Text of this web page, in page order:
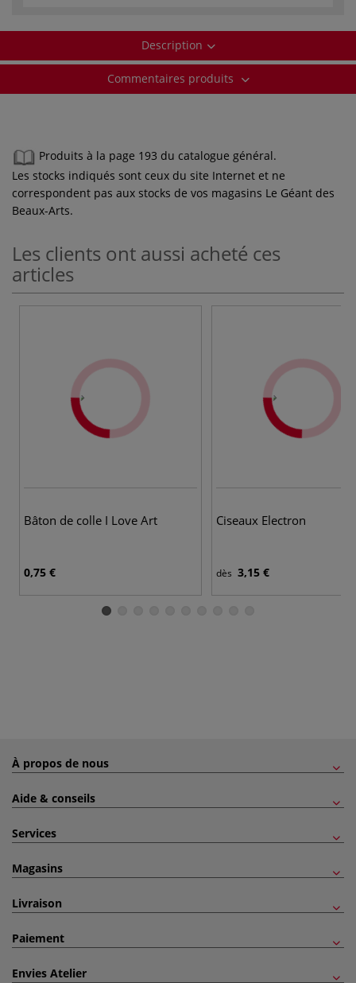
Description
Commentaires produits
Produits à la page 193 du catalogue général.
Les stocks indiqués sont ceux du site Internet et ne
correspondent pas aux stocks de vos magasins Le Géant des
Beaux-Arts.
Les clients ont aussi acheté ces
articles
Bâton de colle I Love Art
0,75 €
Ciseaux Electron
dès 3,15 €
À propos de nous
Aide & conseils
Services
Magasins
Livraison
Paiement
Envies Atelier